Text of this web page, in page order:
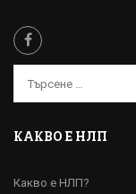
КАКВО Е НЛП
Какво е НЛП?